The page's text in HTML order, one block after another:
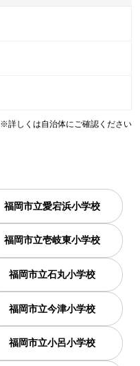
※詳しくは自治体にご確認ください
福岡市立愛宕浜小学校
福岡市立壱岐東小学校
福岡市立石丸小学校
福岡市立今津小学校
福岡市立小呂小学校